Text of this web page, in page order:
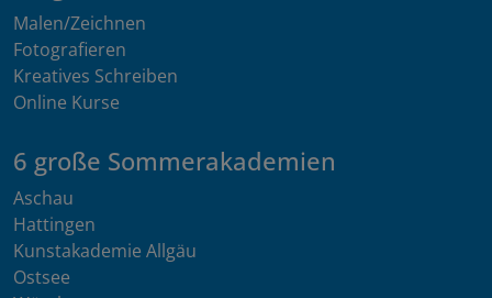
Malen/Zeichnen
Fotografieren
Kreatives Schreiben
Online Kurse
6 große Sommerakademien
Aschau
Hattingen
Kunstakademie Allgäu
Ostsee